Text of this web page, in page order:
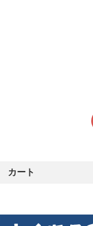
カート